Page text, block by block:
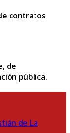
contratos
de
pública.